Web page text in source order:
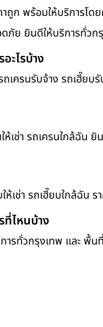
าถูก พร้อมให้บริการ
ย ยินดีให้บริการทั่วก
ะไรบ้าง
เครนรับจ้าง รถเฮี๊ยบ
ห้เช่า รถเครนใกล้ฉัน
ห้เช่า รถเฮี๊ยบใกล้ฉัน
ที่ไหนบ้าง
รทั่วกรุงเทพ และ พื้นที่